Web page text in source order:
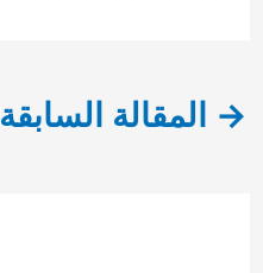
→ المقالة السابقة